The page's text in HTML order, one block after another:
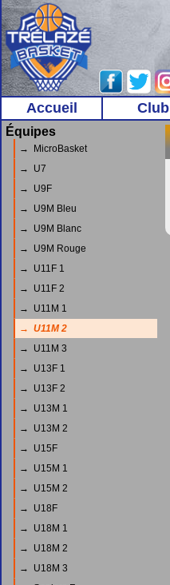
Accueil Club
Équipes
→ MicroBasket
→ U7
→ U9F
→ U9M Bleu
→ U9M Blanc
→ U9M Rouge
→ U11F 1
→ U11F 2
→ U11M 1
→ U11M 2
→ U11M 3
→ U13F 1
→ U13F 2
→ U13M 1
→ U13M 2
→ U15F
→ U15M 1
→ U15M 2
→ U18F
→ U18M 1
→ U18M 2
→ U18M 3